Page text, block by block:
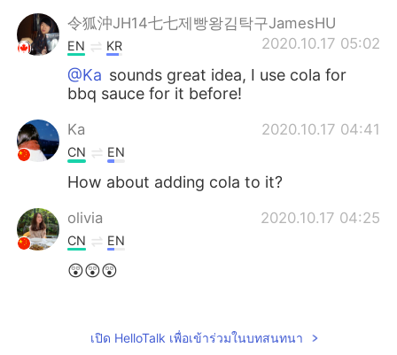
令狐沖JH14七七제빵왕김탁구JamesHU
2020.10.17 05:02
EN KR
@Ka sounds great idea, I use cola for
bbq sauce for it before!
Ka 2020.10.17 04:41
CN EN
How about adding cola to it?
olivia 2020.10.17 04:25
CN EN
😲😲😲
เปิด HelloTalk เพื่อเข้าร่วมในบทสนทนา